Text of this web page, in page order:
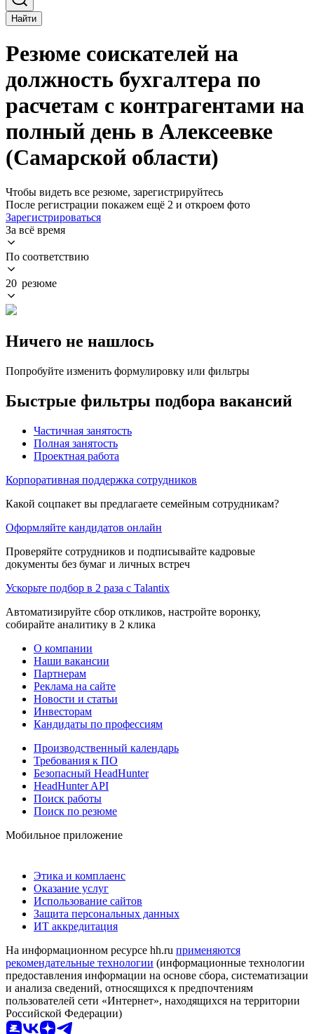
Найти
Резюме соискателей на
должность бухгалтера по
расчетам с контрагентами на
полный день в Алексеевке
(Самарской области)
Чтобы видеть все резюме, зарегистрируйтесь
После регистрации покажем ещё 2 и откроем фото
Зарегистрироваться
За всё время
По соответствию
20 резюме
Ничего не нашлось
Попробуйте изменить формулировку или фильтры
Быстрые фильтры подбора вакансий
Частичная занятость
Полная занятость
Проектная работа
Корпоративная поддержка сотрудников
Какой соцпакет вы предлагаете семейным сотрудникам?
Оформляйте кандидатов онлайн
Проверяйте сотрудников и подписывайте кадровые
документы без бумаг и личных встреч
Ускорьте подбор в 2 раза с Talantix
Автоматизируйте сбор откликов, настройте воронку,
собирайте аналитику в 2 клика
О компании
Наши вакансии
Партнерам
Реклама на сайте
Новости и статьи
Инвесторам
Кандидаты по профессиям
Производственный календарь
Требования к ПО
Безопасный HeadHunter
HeadHunter API
Поиск работы
Поиск по резюме
Мобильное приложение
Этика и комплаенс
Оказание услуг
Использование сайтов
Защита персональных данных
ИТ аккредитация
На информационном ресурсе hh.ru применяются
рекомендательные технологии (информационные технологии
предоставления информации на основе сбора, систематизации
и анализа сведений, относящихся к предпочтениям
пользователей сети «Интернет», находящихся на территории
Российской Федерации)